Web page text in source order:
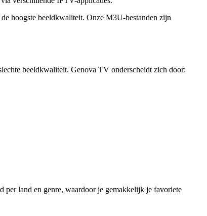
hoogste beeldkwaliteit. Onze M3U-bestanden zijn
beeldkwaliteit. Genova TV onderscheidt zich door:
per land en genre, waardoor je gemakkelijk je favoriete